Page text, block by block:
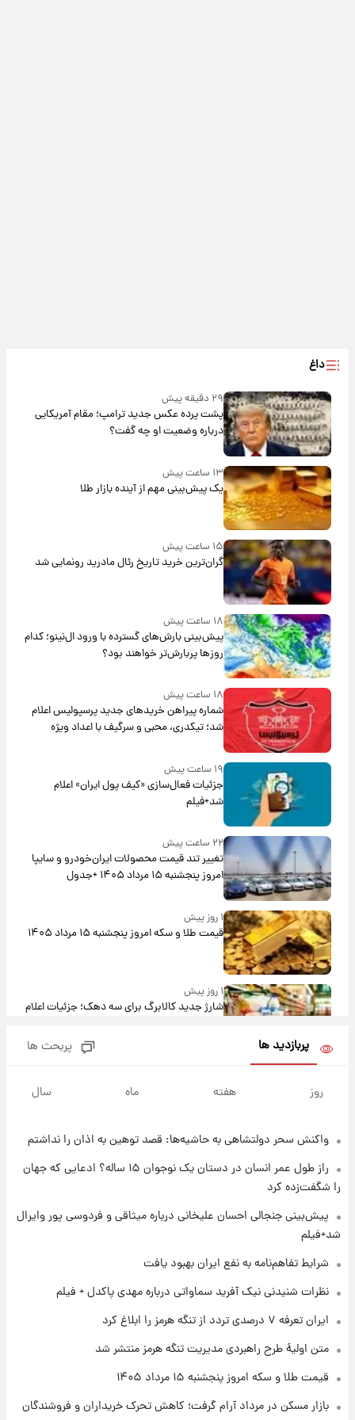
داغ
۲۹ دقیقه پیش
پشت پرده عکس جدید ترامپ؛ مقام آمریکایی
درباره وضعیت او چه گفت؟
۱۳ ساعت پیش
یک پیش‌بینی مهم از آینده بازار طلا
۱۵ ساعت پیش
گران‌ترین خرید تاریخ رئال مادرید رونمایی شد
۱۸ ساعت پیش
پیش‌بینی بارش‌های گسترده با ورود ال‌نینو؛ کدام
روزها پربارش‌تر خواهند بود؟
۱۸ ساعت پیش
شماره پیراهن خریدهای جدید پرسپولیس اعلام
شد؛ تیکدری، محبی و سرگیف با اعداد ویژه
۱۹ ساعت پیش
جزئیات فعال‌سازی «کیف پول ایران» اعلام
شد+فیلم
۲۲ ساعت پیش
تغییر تند قیمت محصولات ایران‌خودرو و سایپا
امروز پنجشنبه ۱۵ مرداد ۱۴۰۵ +جدول
۱ روز پیش
قیمت طلا و سکه امروز پنجشنبه ۱۵ مرداد ۱۴۰۵
۱ روز پیش
شارژ جدید کالابرگ برای سه دهک؛ جزئیات اعلام
شاهین، کوییک، اطلس، سهند و ساینا با اقساط
۱ روز پیش
قیمت سکه و طلا فردا
۱ روز پیش
۱ روز پیش
فال روزانه واقعی پنجشنبه ۱۵ مرداد ۱۴۰۵
پربازدید ها پربحث ها
روز هفته ماه سال
واکنش سحر دولتشاهی به حاشیه‌ها: قصد توهین به اذان را نداشتم
راز طول عمر انسان در دستان یک نوجوان ۱۵ ساله؟ ادعایی که جهان
را شگفت‌زده کرد
پیش‌بینی جنجالی احسان علیخانی درباره میثاقی و فردوسی پور وایرال
شد+فیلم
شرایط تفاهم‌نامه به نفع ایران بهبود یافت
نظرات شنیدنی نیک آفرید سماواتی درباره مهدی پاکدل + فیلم
ایران تعرفه ۷ درصدی تردد از تنگه هرمز را ابلاغ کرد
متن اولیۀ طرح راهبردی مدیریت تنگه هرمز منتشر شد
قیمت طلا و سکه امروز پنجشنبه ۱۵ مرداد ۱۴۰۵
بازار مسکن در مرداد آرام گرفت؛ کاهش تحرک خریداران و فروشندگان